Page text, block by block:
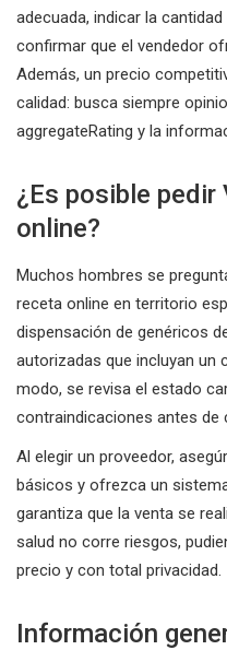
adecuada, indicar la
confirmar que el vendedor
Además, un precio
calidad: busca siempre
aggregateRating y la
¿Es posible
online?
Muchos hombres se
receta online en territorio
dispensación de genéricos
autorizadas que incluyan un
modo, se revisa el estado
contraindicaciones antes de
Al elegir un proveedor,
básicos y ofrezca un
garantiza que la venta se
salud no corre riesgos,
precio y con total privacidad.
Información